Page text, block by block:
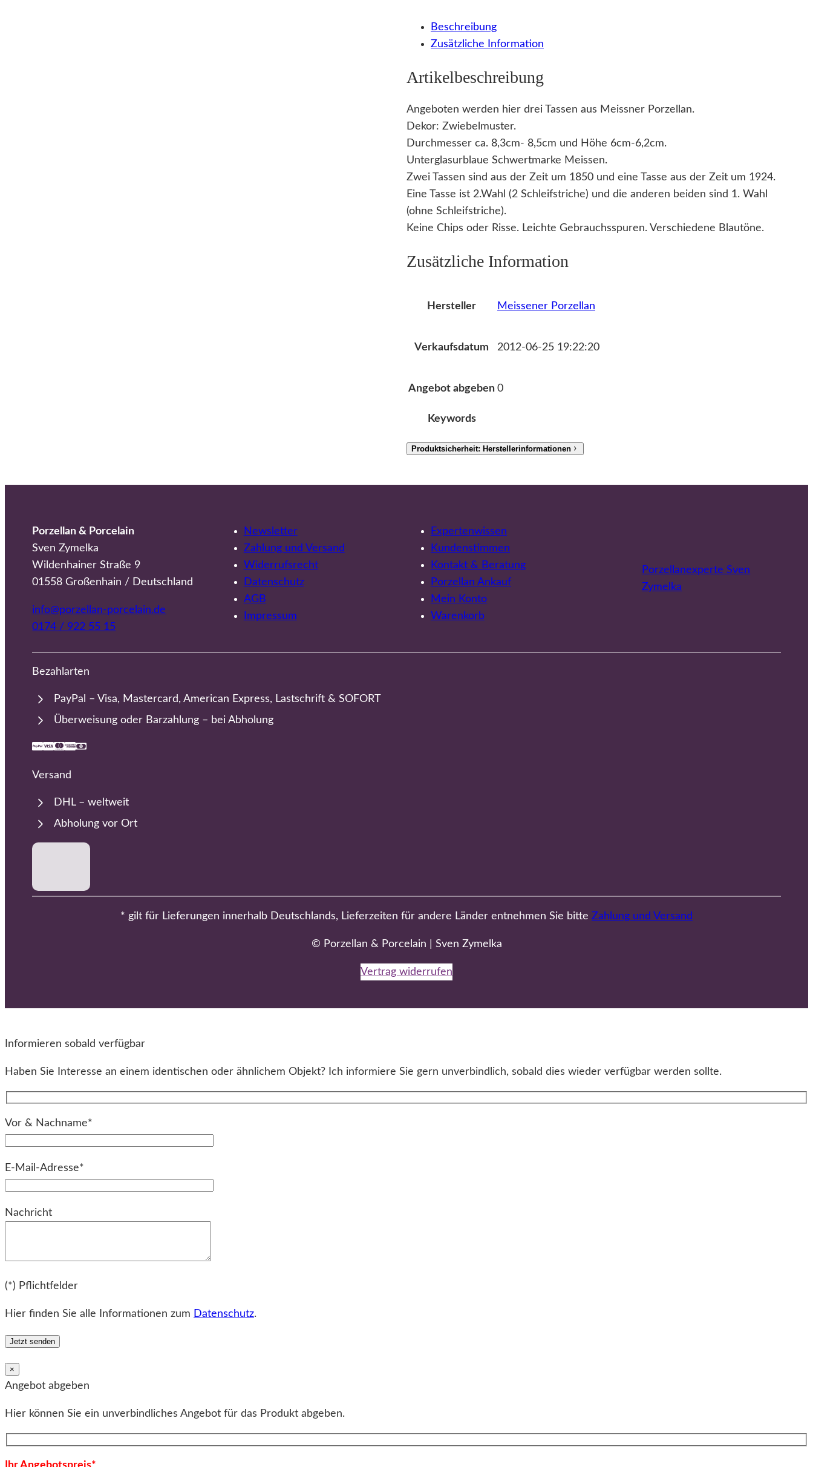
Beschreibung
Zusätzliche Information
Artikelbeschreibung
Angeboten werden hier drei Tassen aus Meissner Porzellan.
Dekor: Zwiebelmuster.
Durchmesser ca. 8,3cm- 8,5cm und Höhe 6cm-6,2cm.
Unterglasurblaue Schwertmarke Meissen.
Zwei Tassen sind aus der Zeit um 1850 und eine Tasse aus der Zeit um 1924.
Eine Tasse ist 2.Wahl (2 Schleifstriche) und die anderen beiden sind 1. Wahl
(ohne Schleifstriche).
Keine Chips oder Risse. Leichte Gebrauchsspuren. Verschiedene Blautöne.
Zusätzliche Information
Hersteller Meissener Porzellan
Verkaufsdatum 2012-06-25 19:22:20
Angebot abgeben 0
Keywords
Produktsicherheit: Herstellerinformationen
Porzellan & Porcelain
Sven Zymelka
Wildenhainer Straße 9
01558 Großenhain / Deutschland
info@porzellan-porcelain.de
0174 / 922 55 15
Newsletter
Zahlung und Versand
Widerrufsrecht
Datenschutz
AGB
Impressum
Expertenwissen
Kundenstimmen
Kontakt & Beratung
Porzellan Ankauf
Mein Konto
Warenkorb
Porzellanexperte Sven
Zymelka
Bezahlarten
PayPal – Visa, Mastercard, American Express, Lastschrift & SOFORT
Überweisung oder Barzahlung – bei Abholung
Versand
DHL – weltweit
Abholung vor Ort
* gilt für Lieferungen innerhalb Deutschlands, Lieferzeiten für andere Länder entnehmen Sie bitte Zahlung und Versand
© Porzellan & Porcelain | Sven Zymelka
Vertrag widerrufen
Informieren sobald verfügbar
Haben Sie Interesse an einem identischen oder ähnlichem Objekt? Ich informiere Sie gern unverbindlich, sobald dies wieder verfügbar werden sollte.
Vor & Nachname*
E-Mail-Adresse*
Nachricht
(*) Pflichtfelder
Hier finden Sie alle Informationen zum Datenschutz.
×
Angebot abgeben
Hier können Sie ein unverbindliches Angebot für das Produkt abgeben.